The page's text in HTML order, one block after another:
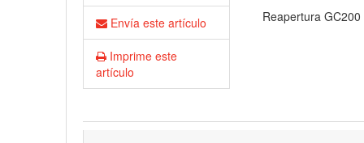
Nicolás 18 junio, 2023
Reapertura GC200
Envía este artículo
Imprime este
artículo